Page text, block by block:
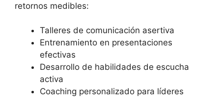
retornos medibles:
Talleres de comunicación asertiva
Entrenamiento en presentaciones
efectivas
Desarrollo de habilidades de escucha
activa
Coaching personalizado para líderes